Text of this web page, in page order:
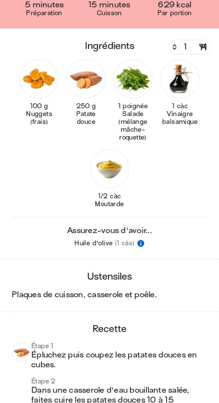
5 minutes
Préparation
15 minutes
Cuisson
629 kcal
Par portion
ingrédients
100 g
Nuggets
(frais)
250 g
Patate
douce
1 poignée
Salade
(mélange
mâche-
roquette)
1 càc
Vinaigre
balsamique
1/2 càc
Moutarde
Assurez-vous d'avoir...
Huile d'olive (1 càs)
ustensiles
plaques de cuisson, casserole et poêle.
recette
Étape 1
Épluchez puis coupez les patates douces en
cubes.
Étape 2
Dans une casserole d'eau bouillante salée,
faites cuire les patates douces 10 à 15